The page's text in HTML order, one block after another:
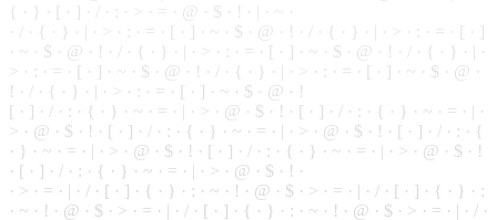
{ · } · [ · ] · / · : · > · = · @ · $ · ! · | · ~ ·
· / · { · } · | · > · : ·
· [ · ] · ~ · $ · @ · ! · / · { · } · | · > · : · = · [ · ]
· ~ · $ · @ · ! · / · { · } · | · > · : · = · [ · ] · ~ · $ · @ · ! · / · { · } · | ·
> · : · = · [ · ] · ~ · $ · @ · ! · / · { · } · | · > · : · = · [ · ] · ~ · $ · @ ·
! ·
· { · } · | · > · : · = · [ · ] · ~ · $ · @ · !
[ · ] · / · : · { · } · ~ · = · | · > · @ · $ · ! · [ · ] · / · : · { · } · ~ · = · | ·
> · @ · $ · ! · [ · ] · / · : · { · } · ~ · = · | · > · @ · $ · ! · [ · ] · / · : · {
· } · ~ · = · | · > · @ · $ · ! · [ · ] · / · : · { · } · ~ · = · | · > · @ · $ · !
· [ · ] · / · : · { · } · ~ · = · | · > · @ · $ · ! ·
· > · = · | · / · [ · ] · { · } · : · ~ · ! · @ · $ · > · = · | · / · [ · ] · { · } · :
· ~ · ! · @ · $ · > · = · | · / · [ · ] · { · } · : · ~ · ! · @ · $ · > · = · | · / ·